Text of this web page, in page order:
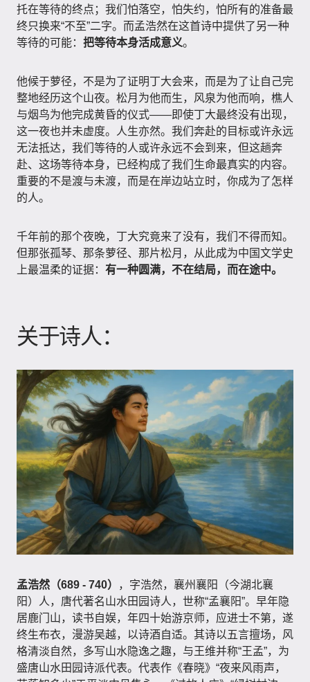
托在等待的终点；我们怕落空，怕失约，怕所有的准备最
终只换来“不至”二字。而孟浩然在这首诗中提供了另一种
等待的可能： 把等待本身活成意义。
他候于萝径，不是为了证明丁大会来，而是为了让自己完
整地经历这个山夜。松月为他而生，风泉为他而响，樵人
与烟鸟为他完成黄昏的仪式——即使丁大最终没有出现，
这一夜也并未虚度。人生亦然。我们奔赴的目标或许永远
无法抵达，我们等待的人或许永远不会到来，但这趟奔
赴、这场等待本身，已经构成了我们生命最真实的内容。
重要的不是渡与未渡，而是在岸边站立时，你成为了怎样
的人。
千年前的那个夜晚，丁大究竟来了没有，我们不得而知。
但那张孤琴、那条萝径、那片松月，从此成为中国文学史
上最温柔的证据： 有一种圆满，不在结局，而在途中。
关于诗人：
孟浩然（689 - 740）
，字浩然，襄州襄阳（今湖北襄
阳）人，唐代著名山水田园诗人，世称“孟襄阳”。早年隐
居鹿门山，读书自娱，年四十始游京师，应进士不第，遂
终生布衣，漫游吴越，以诗酒自适。其诗以五言擅场，风
格清淡自然，多写山水隐逸之趣，与王维并称“王孟”，为
盛唐山水田园诗派代表。代表作《春晓》“夜来风雨声，